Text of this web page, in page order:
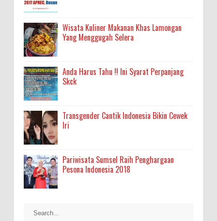
Wisata Kuliner Makanan Khas Lamongan
Yang Menggugah Selera
Anda Harus Tahu !! Ini Syarat Perpanjang
Skck
Transgender Cantik Indonesia Bikin Cewek
Iri
Pariwisata Sumsel Raih Penghargaan
Pesona Indonesia 2018